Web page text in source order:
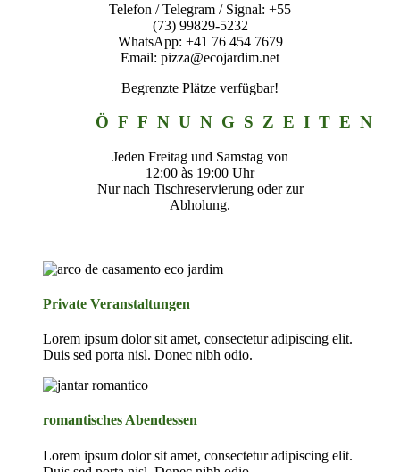
Telefon / Telegram / Signal: +55
(73) 99829-5232
WhatsApp: +41 76 454 7679
Email: pizza@ecojardim.net
Begrenzte Plätze verfügbar!
ÖFFNUNGSZEITEN
Jeden Freitag und Samstag von
12:00 às 19:00 Uhr
Nur nach Tischreservierung oder zur
Abholung.
Private Veranstaltungen
Lorem ipsum dolor sit amet, consectetur adipiscing elit.
Duis sed porta nisl. Donec nibh odio.
romantisches Abendessen
Lorem ipsum dolor sit amet, consectetur adipiscing elit.